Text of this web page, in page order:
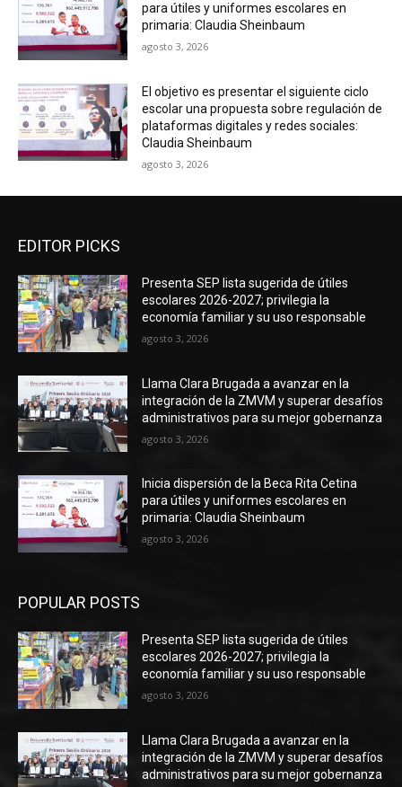
para útiles y uniformes escolares en
primaria: Claudia Sheinbaum
agosto 3, 2026
El objetivo es presentar el siguiente ciclo
escolar una propuesta sobre regulación de
plataformas digitales y redes sociales:
Claudia Sheinbaum
agosto 3, 2026
EDITOR PICKS
Presenta SEP lista sugerida de útiles
escolares 2026-2027; privilegia la
economía familiar y su uso responsable
agosto 3, 2026
Llama Clara Brugada a avanzar en la
integración de la ZMVM y superar desafíos
administrativos para su mejor gobernanza
agosto 3, 2026
Inicia dispersión de la Beca Rita Cetina
para útiles y uniformes escolares en
primaria: Claudia Sheinbaum
agosto 3, 2026
POPULAR POSTS
Presenta SEP lista sugerida de útiles
escolares 2026-2027; privilegia la
economía familiar y su uso responsable
agosto 3, 2026
Llama Clara Brugada a avanzar en la
integración de la ZMVM y superar desafíos
administrativos para su mejor gobernanza